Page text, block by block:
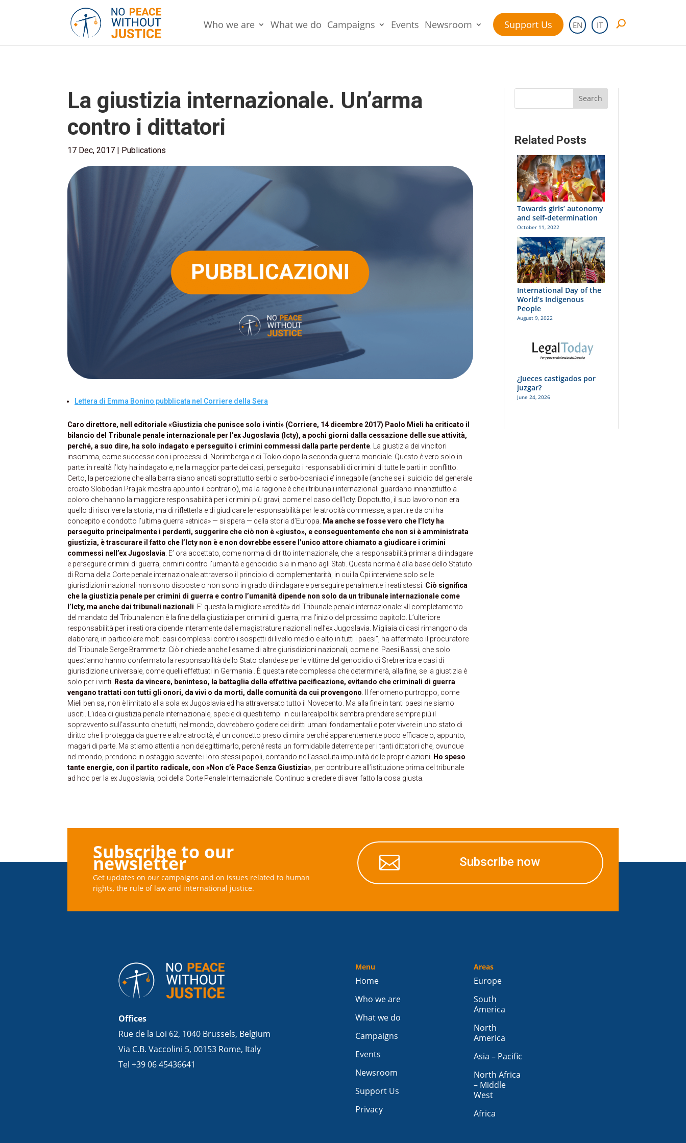
Who we are What we do Campaigns Events Newsroom Support Us EN IT
La giustizia internazionale. Un’arma
contro i dittatori
17 Dec, 2017 Publications
Lettera di Emma Bonino pubblicata nel Corriere della Sera
Caro direttore, nell editoriale «Giustizia che punisce solo i vinti» (Corriere, 14 dicembre 2017) Paolo Mieli ha criticato il
bilancio del Tribunale penale internazionale per l’ex Jugoslavia (Icty), a pochi giorni dalla cessazione delle sue attività,
perché, a suo dire, ha solo indagato e perseguito i crimini commessi dalla parte perdente . La giustizia dei vincitori
insomma, come successe con i processi di Norimberga e di Tokio dopo la seconda guerra mondiale. Questo è vero solo in
parte: in realtà l’Icty ha indagato e, nella maggior parte dei casi, perseguito i responsabili di crimini di tutte le parti in conflitto.
Certo, la percezione che alla barra siano andati soprattutto serbi o serbo-bosniaci e’ innegabile (anche se il suicidio del generale
croato Slobodan Praljak mostra appunto il contrario), ma la ragione è che i tribunali internazionali guardano innanzitutto a
coloro che hanno la maggiore responsabilità per i crimini più gravi, come nel caso dell’Icty. Dopotutto, il suo lavoro non era
quello di riscrivere la storia, ma di rifletterla e di giudicare le responsabilità per le atrocità commesse, a partire da chi ha
concepito e condotto l’ultima guerra «etnica» — si spera — della storia d’Europa. Ma anche se fosse vero che l’Icty ha
perseguito principalmente i perdenti, suggerire che ciò non è «giusto», e conseguentemente che non si è amministrata
giustizia, è trascurare il fatto che l’Icty non è e non dovrebbe essere l’unico attore chiamato a giudicare i crimini
commessi nell’ex Jugoslavia . E’ ora accettato, come norma di diritto internazionale, che la responsabilità primaria di indagare
e perseguire crimini di guerra, crimini contro l’umanità e genocidio sia in mano agli Stati. Questa norma è alla base dello Statuto
di Roma della Corte penale internazionale attraverso il principio di complementarità, in cui la Cpi interviene solo se le
giurisdizioni nazionali non sono disposte o non sono in grado di indagare e perseguire penalmente i reati stessi. Ciò significa
che la giustizia penale per crimini di guerra e contro l’umanità dipende non solo da un tribunale internazionale come
l’Icty, ma anche dai tribunali nazionali . E’ questa la migliore «eredità» del Tribunale penale internazionale: «Il completamento
del mandato del Tribunale non è la fine della giustizia per crimini di guerra, ma l’inizio del prossimo capitolo. L’ulteriore
responsabilità per i reati ora dipende interamente dalle magistrature nazionali nell’ex Jugoslavia. Migliaia di casi rimangono da
elaborare, in particolare molti casi complessi contro i sospetti di livello medio e alto in tutti i paesi”, ha affermato il procuratore
del Tribunale Serge Brammertz. Ciò richiede anche l’esame di altre giurisdizioni nazionali, come nei Paesi Bassi, che solo
quest’anno hanno confermato la responsabilità dello Stato olandese per le vittime del genocidio di Srebrenica e casi di
giurisdizione universale, come quelli effettuati in Germania . È questa rete complessa che determinerà, alla fine, se la giustizia è
solo per i vinti. Resta da vincere, beninteso, la battaglia della effettiva pacificazione, evitando che criminali di guerra
vengano trattati con tutti gli onori, da vivi o da morti, dalle comunità da cui provengono . Il fenomeno purtroppo, come
Mieli ben sa, non è limitato alla sola ex Jugoslavia ed ha attraversato tutto il Novecento. Ma alla fine in tanti paesi ne siamo
usciti. L’idea di giustizia penale internazionale, specie di questi tempi in cui larealpolitik sembra prendere sempre più il
sopravvento sull’assunto che tutti, nel mondo, dovrebbero godere dei diritti umani fondamentali e poter vivere in uno stato di
diritto che li protegga da guerre e altre atrocità, e’ un concetto preso di mira perché apparentemente poco efficace o, appunto,
magari di parte. Ma stiamo attenti a non delegittimarlo, perché resta un formidabile deterrente per i tanti dittatori che, ovunque
nel mondo, prendono in ostaggio sovente i loro stessi popoli, contando nell’assoluta impunità delle proprie azioni. Ho speso
tante energie, con il partito radicale, con «Non c’è Pace Senza Giustizia» , per contribuire all’istituzione prima del tribunale
ad hoc per la ex Jugoslavia, poi della Corte Penale Internazionale. Continuo a credere di aver fatto la cosa giusta.
Search
Related Posts
Towards girls’ autonomy
and self-determination
October 11, 2022
International Day of the
World’s Indigenous
People
August 9, 2022
¿Jueces castigados por
juzgar?
June 24, 2026
Subscribe to our
newsletter
Get updates on our campaigns and on issues related to human
rights, the rule of law and international justice.
 Subscribe now
Offices
Rue de la Loi 62, 1040 Brussels, Belgium
Via C.B. Vaccolini 5, 00153 Rome, Italy
Tel +39 06 45436641
Menu
Home
Who we are
What we do
Campaigns
Events
Newsroom
Support Us
Privacy
Areas
Europe
South
America
North
America
Asia – Pacific
North Africa
– Middle
West
Africa